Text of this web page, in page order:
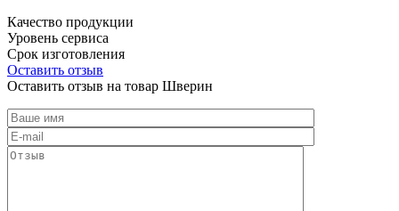
Качество продукции
Уровень сервиса
Срок изготовления
Оставить отзыв
Оставить отзыв на товар Шверин